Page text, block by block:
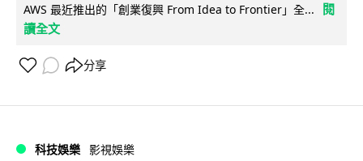
AWS 最近推出的「創業復興 From Idea to Frontier」全...
閱
讀全文
分享
科技娛樂 影視娛樂